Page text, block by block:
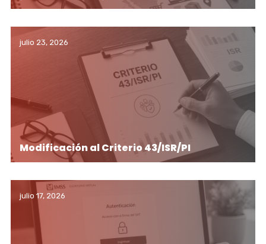
julio 23, 2026
Modificación al Criterio 43/ISR/PI
julio 17, 2026